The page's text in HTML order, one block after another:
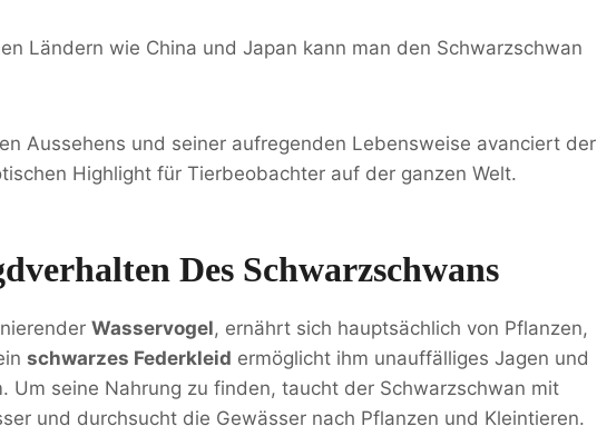
Ländern wie China und Japan kann man den Schwarzschwan
Aussehens und seiner aufregenden Lebensweise avanciert der
Highlight für Tierbeobachter auf der ganzen Welt.
Des Schwarzschwans
Wasservogel, ernährt sich hauptsächlich von Pflanzen,
schwarzes Federkleid ermöglicht ihm unauffälliges Jagen und
Um seine Nahrung zu finden, taucht der Schwarzschwan mit
und durchsucht die Gewässer nach Pflanzen und Kleintieren.